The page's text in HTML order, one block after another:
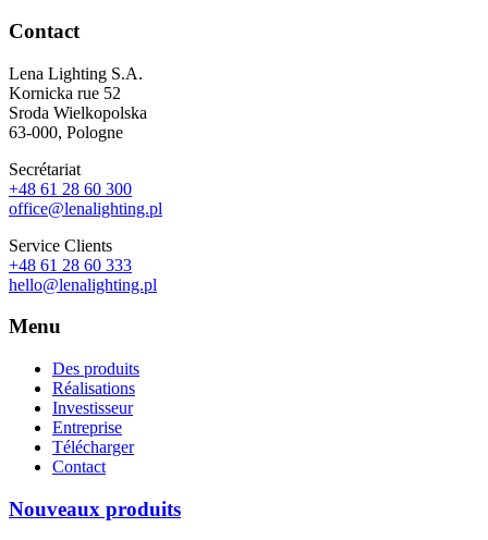
Contact
Lena Lighting S.A.
Kornicka rue 52
Sroda Wielkopolska
63-000, Pologne
Secrétariat
+48 61 28 60 300
office@lenalighting.pl
Service Clients
+48 61 28 60 333
hello@lenalighting.pl
Menu
Des produits
Réalisations
Investisseur
Entreprise
Télécharger
Contact
Nouveaux produits